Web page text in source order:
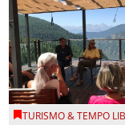
TURISMO & TEMPO